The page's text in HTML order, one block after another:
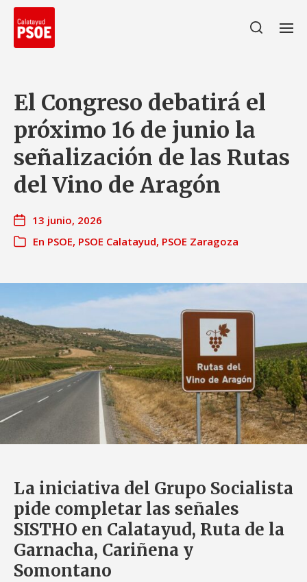
El Congreso debatirá el
próximo 16 de junio la
señalización de las Rutas
del Vino de Aragón
13 junio, 2026
En PSOE, PSOE Calatayud, PSOE Zaragoza
La iniciativa del Grupo Socialista
pide completar las señales
SISTHO en Calatayud, Ruta de la
Garnacha, Cariñena y
Somontano